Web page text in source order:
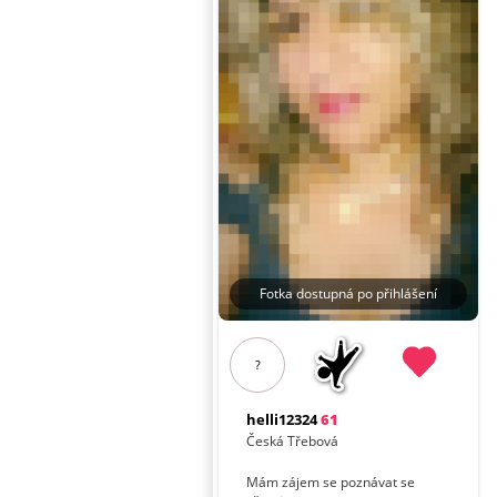
Fotka dostupná po přihlášení
?
helli1232461
Česká Třebová
Mám zájem se poznávat se